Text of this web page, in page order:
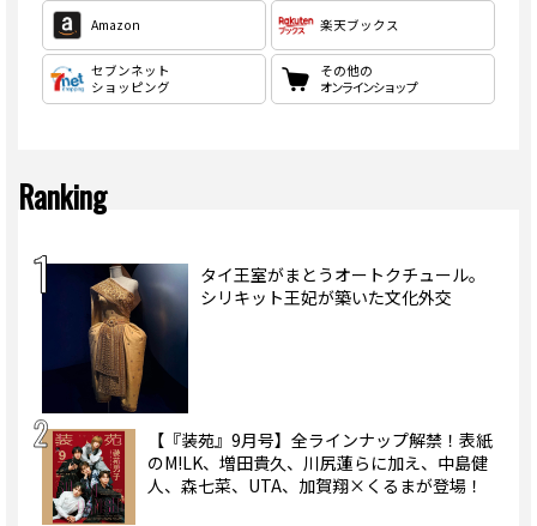
Amazon 楽天ブックス
セブンネット
ショッピング
その他の
オンラインショップ
Ranking
タイ王室がまとうオートクチュール。
シリキット王妃が築いた文化外交
【『装苑』9月号】全ラインナップ解禁！表紙
のM!LK、増田貴久、川尻蓮らに加え、中島健
人、森七菜、UTA、加賀翔×くるまが登場！